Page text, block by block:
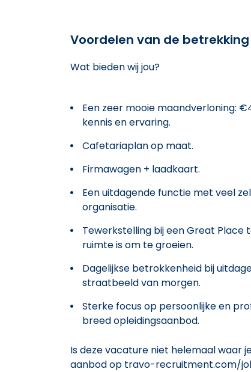
Voordelen van de betrekking
Wat bieden wij jou?
Een zeer mooie maandverloning:
kennis en ervaring.
Cafetariaplan op maat.
Firmawagen + laadkaart.
Een uitdagende functie met veel
organisatie.
Tewerkstelling bij een Great Place
ruimte is om te groeien.
Dagelijkse betrokkenheid bij
straatbeeld van morgen.
Sterke focus op persoonlijke en
breed opleidingsaanbod.
Is deze vacature niet helemaal waar
aanbod op travo-recruitment.com/